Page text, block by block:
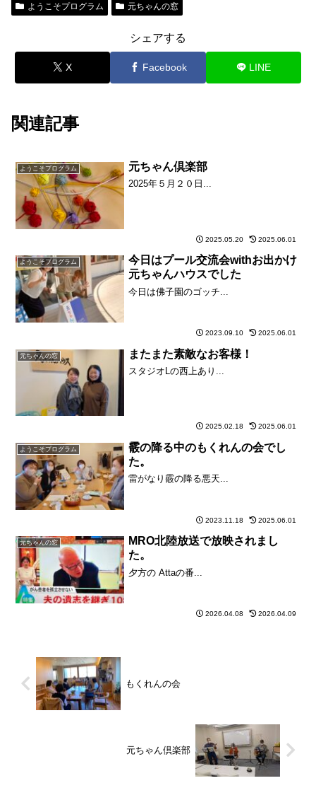
ようこそプログラム 元ちゃんの窓
シェアする
X Facebook LINE
関連記事
ようこそプログラム 元ちゃん倶楽部
2025年５月２０日...
2025.05.20 2025.06.01
ようこそプログラム
今日はプール交流会withお出かけ
元ちゃんハウスでした
今日は佛子園のゴッチ...
2023.09.10 2025.06.01
元ちゃんの窓 またまた素敵なお客様！
スタジオLの西上あり...
2025.02.18 2025.06.01
ようこそプログラム
霰の降る中のもくれんの会でし
た。
雷がなり霰の降る悪天...
2023.11.18 2025.06.01
元ちゃんの窓
MRO北陸放送で放映されまし
た。
夕方の Attaの番...
2026.04.08 2026.04.09
もくれんの会
元ちゃん倶楽部